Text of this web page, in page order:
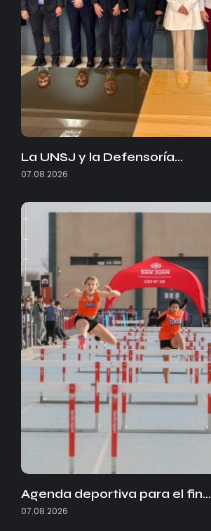
La UNSJ y la Defensoría…
07.08.2026
Agenda deportiva para el fin…
07.08.2026